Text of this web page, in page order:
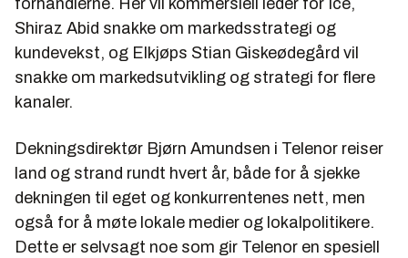
forhandlerne. Her vil kommersiell leder for Ice,
Shiraz Abid snakke om markedsstrategi og
kundevekst, og Elkjøps Stian Giskeødegård vil
snakke om markedsutvikling og strategi for flere
kanaler.
Dekningsdirektør Bjørn Amundsen i Telenor reiser
land og strand rundt hvert år, både for å sjekke
dekningen til eget og konkurrentenes nett, men
også for å møte lokale medier og lokalpolitikere.
Dette er selvsagt noe som gir Telenor en spesiell